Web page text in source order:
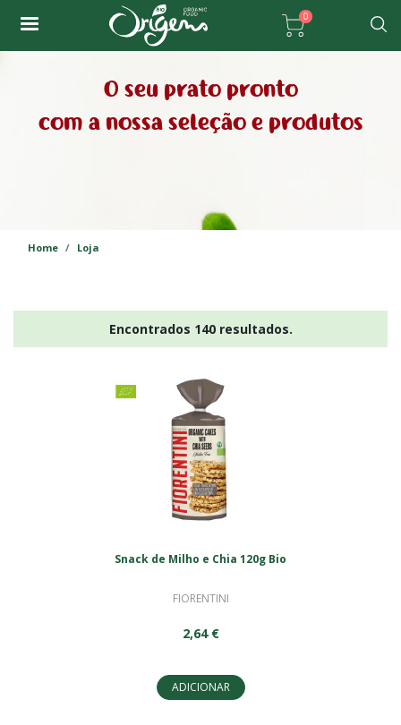
Passar
para
o
conteúdo
principal
0
O seu prato pronto
com a nossa seleção e produtos
Home Loja
Encontrados 140 resultados.
Snack de Milho e Chia 120g Bio
FIORENTINI
2,64 €
ADICIONAR